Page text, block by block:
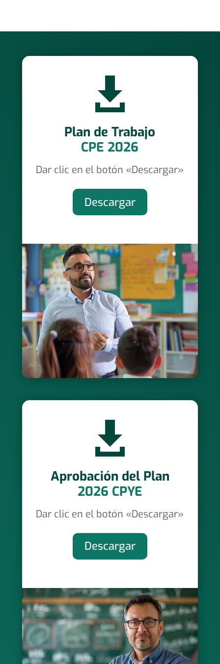

Plan de Trabajo
CPE 2026
Dar clic en el botón «Descargar»
Descargar

Aprobación del Plan
2026 CPYE
Dar clic en el botón «Descargar»
Descargar